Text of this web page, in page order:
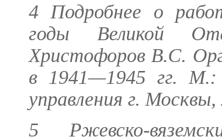
4 Подробнее о
годы Великой
Христофоров В.С.
в 1941—1945 гг. М.:
управления г. Москвы,
5 Ржевско-